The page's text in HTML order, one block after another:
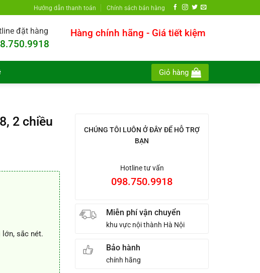
Hướng dẫn thanh toán Chính sách bán hàng
đặt hàng Hàng chính hãng - Giá tiết kiệm
Giỏ hàng
2 chiều
sắc nét.
CHÚNG TÔI LUÔN Ở ĐÂY ĐỂ HỖ TRỢ
BẠN
Hotline tư vấn
098.750.9918
Miễn phí vận chuyển
khu vực nội thành Hà Nội
Bảo hành
chính hãng